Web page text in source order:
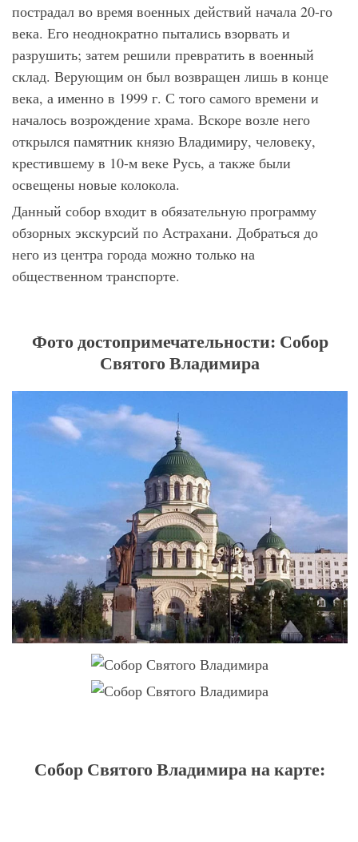
пострадал во время военных действий начала 20-го
века. Его неоднократно пытались взорвать и
разрушить; затем решили превратить в военный
склад. Верующим он был возвращен лишь в конце
века, а именно в 1999 г. С того самого времени и
началось возрождение храма. Вскоре возле него
открылся памятник князю Владимиру, человеку,
крестившему в 10-м веке Русь, а также были
освещены новые колокола.
Данный собор входит в обязательную программу
обзорных экскурсий по Астрахани. Добраться до
него из центра города можно только на
общественном транспорте.
Фото достопримечательности: Собор
Святого Владимира
Собор Святого Владимира на карте: